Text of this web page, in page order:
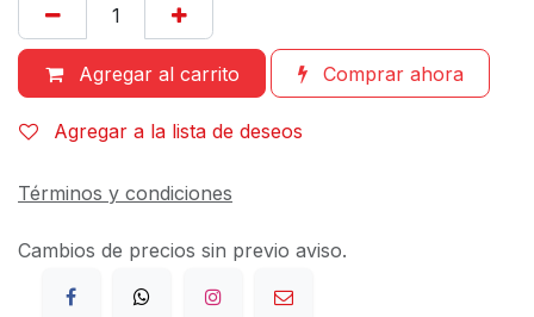
Agregar al carrito Comprar ahora
Agregar a la lista de deseos
Términos y condiciones
Cambios de precios sin previo aviso.